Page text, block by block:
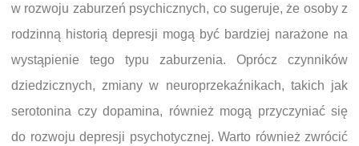
w rozwoju zaburzeń psychicznych, co sugeruje, że osoby z
rodzinną historią depresji mogą być bardziej narażone na
wystąpienie tego typu zaburzenia. Oprócz czynników
dziedzicznych, zmiany w neuroprzekaźnikach, takich jak
serotonina czy dopamina, również mogą przyczyniać się
do rozwoju depresji psychotycznej. Warto również zwrócić